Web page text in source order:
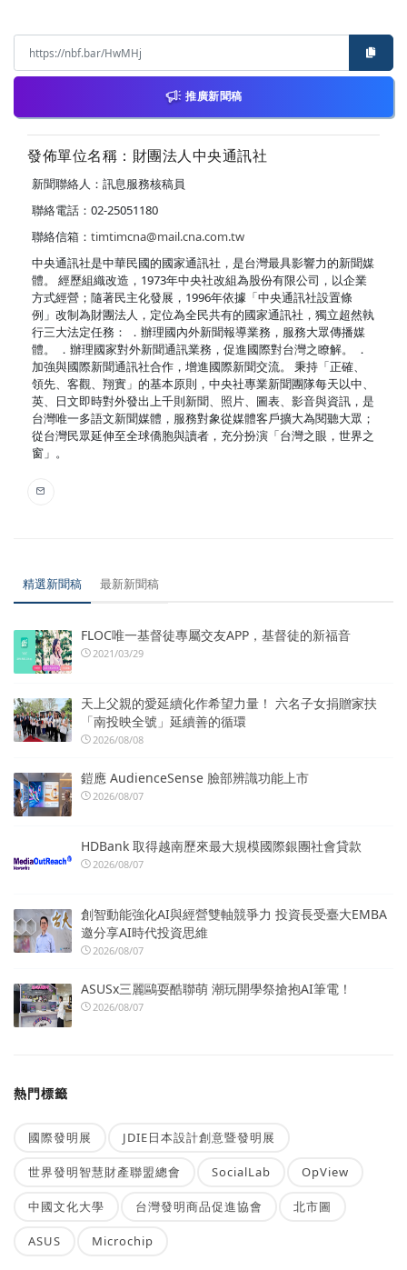
推廣新聞稿
發佈單位名稱：財團法人中央通訊社
新聞聯絡人：訊息服務核稿員
聯絡電話：02-25051180
聯絡信箱： timtimcna@mail.cna.com.tw
中央通訊社是中華民國的國家通訊社，是台灣最具影響力的新聞媒
體。 經歷組織改造，1973年中央社改組為股份有限公司，以企業
方式經營；隨著民主化發展，1996年依據「中央通訊社設置條
例」改制為財團法人，定位為全民共有的國家通訊社，獨立超然執
行三大法定任務： ．辦理國內外新聞報導業務，服務大眾傳播媒
體。 ．辦理國家對外新聞通訊業務，促進國際對台灣之瞭解。 ．
加強與國際新聞通訊社合作，增進國際新聞交流。 秉持「正確、
領先、客觀、翔實」的基本原則，中央社專業新聞團隊每天以中、
英、日文即時對外發出上千則新聞、照片、圖表、影音與資訊，是
台灣唯一多語文新聞媒體，服務對象從媒體客戶擴大為閱聽大眾；
從台灣民眾延伸至全球僑胞與讀者，充分扮演「台灣之眼，世界之
窗」。
精選新聞稿 最新新聞稿
FLOC唯一基督徒專屬交友APP，基督徒的新福音
2021/03/29
天上父親的愛延續化作希望力量！ 六名子女捐贈家扶
「南投映全號」延續善的循環
2026/08/08
鎧應 AudienceSense 臉部辨識功能上市
2026/08/07
HDBank 取得越南歷來最大規模國際銀團社會貸款
2026/08/07
創智動能強化AI與經營雙軸競爭力 投資長受臺大EMBA
邀分享AI時代投資思維
2026/08/07
ASUSx三麗鷗耍酷聯萌 潮玩開學祭搶抱AI筆電！
2026/08/07
熱門標籤
國際發明展 JDIE日本設計創意暨發明展
世界發明智慧財產聯盟總會 SocialLab OpView
中國文化大學 台灣發明商品促進協會 北市圖
ASUS Microchip